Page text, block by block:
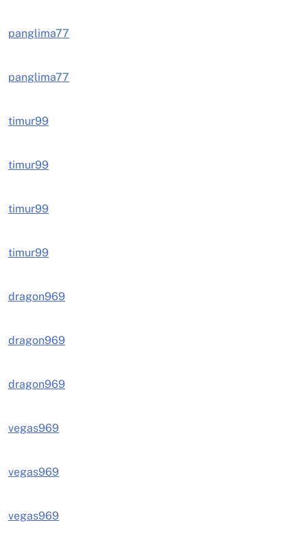
panglima77
panglima77
timur99
timur99
timur99
timur99
dragon969
dragon969
dragon969
vegas969
vegas969
vegas969